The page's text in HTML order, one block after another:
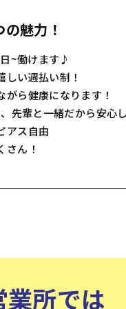
魅力！
~働けます♪
い週払い制！
ら健康になります！
先輩と一緒だから安心
アス自由
さん！
所では